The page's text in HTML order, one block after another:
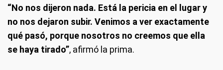
“No nos dijeron nada. Está la pericia en el lugar y
no nos dejaron subir. Venimos a ver exactamente
qué pasó, porque nosotros no creemos que ella
se haya tirado”, afirmó la prima.